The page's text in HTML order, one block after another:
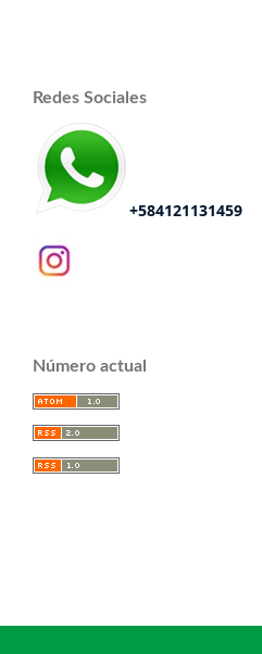
Redes Sociales
+584121131459
Número actual